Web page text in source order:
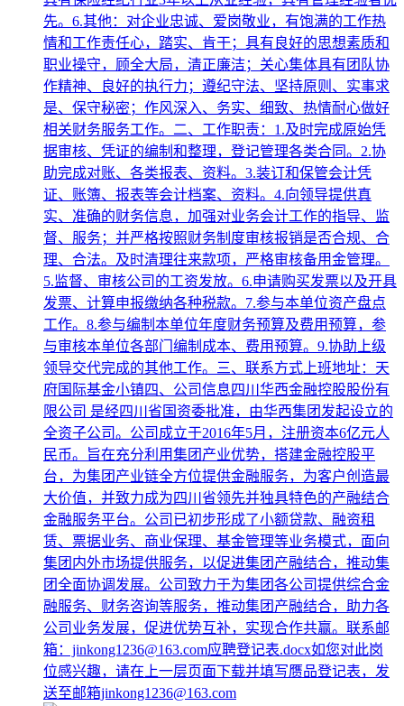
先。6.其他：对企业忠诚、爱岗敬业，有饱满的工作热
情和工作责任心，踏实、肯干；具有良好的思想素质和
职业操守，顾全大局，清正廉洁；关心集体具有团队协
作精神、良好的执行力；遵纪守法、坚持原则、实事求
是、保守秘密；作风深入、务实、细致、热情耐心做好
相关财务服务工作。二、工作职责：1.及时完成原始凭
据审核、凭证的编制和整理，登记管理各类合同。2.协
助完成对账、各类报表、资料。3.装订和保管会计凭
证、账簿、报表等会计档案、资料。4.向领导提供真
实、准确的财务信息，加强对业务会计工作的指导、监
督、服务；并严格按照财务制度审核报销是否合规、合
理、合法。及时清理往来款项，严格审核备用金管理。
5.监督、审核公司的工资发放。6.申请购买发票以及开具
发票、计算申报缴纳各种税款。7.参与本单位资产盘点
工作。8.参与编制本单位年度财务预算及费用预算，参
与审核本单位各部门编制成本、费用预算。9.协助上级
领导交代完成的其他工作。三、联系方式上班地址：天
府国际基金小镇四、公司信息四川华西金融控股股份有
限公司 是经四川省国资委批准，由华西集团发起设立的
全资子公司。公司成立于2016年5月，注册资本6亿元人
民币。旨在充分利用集团产业优势，搭建金融控股平
台，为集团产业链全方位提供金融服务，为客户创造最
大价值，并致力成为四川省领先并独具特色的产融结合
金融服务平台。公司已初步形成了小额贷款、融资租
赁、票据业务、商业保理、基金管理等业务模式，面向
集团内外市场提供服务，以促进集团产融结合，推动集
团全面协调发展。公司致力于为集团各公司提供综合金
融服务、财务咨询等服务，推动集团产融结合，助力各
公司业务发展，促进优势互补，实现合作共赢。联系邮
箱：jinkong1236@163.com应聘登记表.docx如您对此岗
位感兴趣，请在上一层页面下载并填写赝品登记表，发
送至邮箱jinkong1236@163.com